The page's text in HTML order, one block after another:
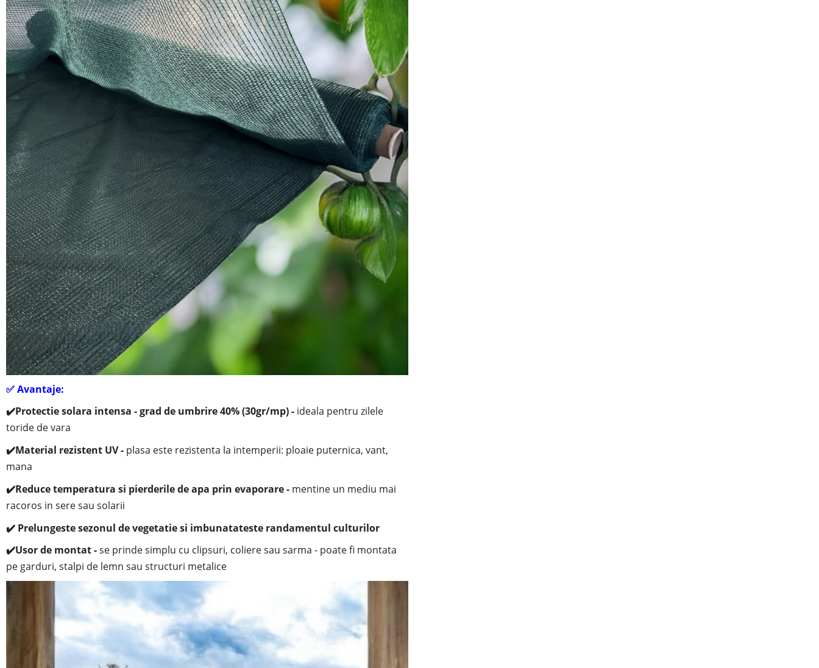
✅Avantaje:
✔️Protectie solara intensa - grad de umbrire 40% (30gr/mp) - ideala pentru zilele
toride de vara
✔️Material rezistent UV - plasa este rezistenta la intemperii: ploaie puternica, vant,
mana
✔️Reduce temperatura si pierderile de apa prin evaporare - mentine un mediu mai
racoros in sere sau solarii
✔️ Prelungeste sezonul de vegetatie si imbunatateste randamentul culturilor
✔️Usor de montat -se prinde simplu cu clipsuri, coliere sau sarma - poate fi montata
pe garduri, stalpi de lemn sau structuri metalice